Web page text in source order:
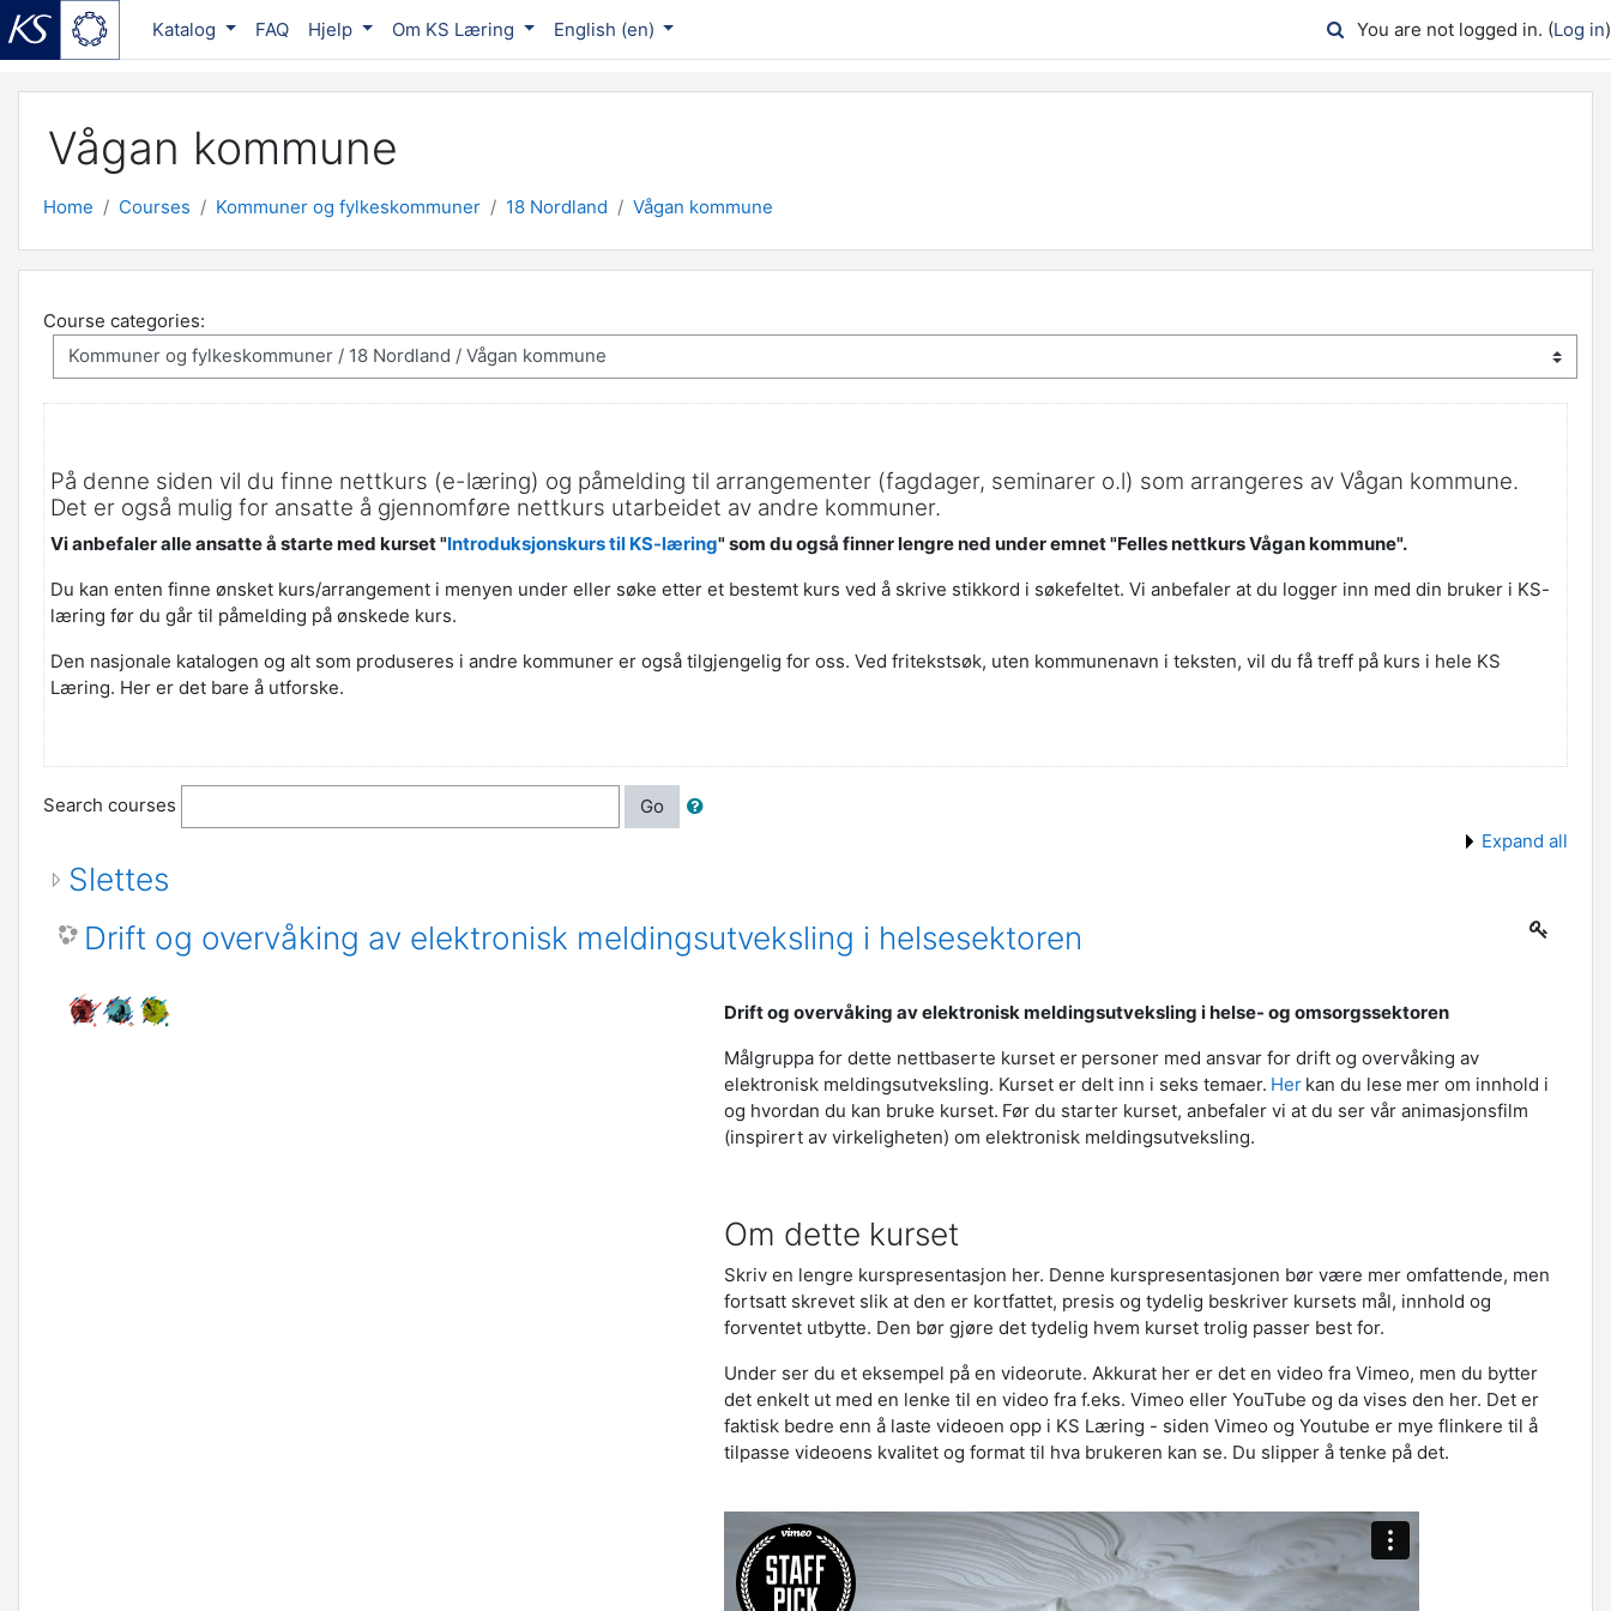
Katalog FAQ Hjelp Om KS Læring English ‎(en)‎ You are not logged in. (Log in)
Vågan kommune
Home Courses Kommuner og fylkeskommuner 18 Nordland Vågan kommune
Course categories:
På denne siden vil du finne nettkurs (e-læring) og påmelding til arrangementer (fagdager, seminarer o.l) som arrangeres av Vågan kommune.
Det er også mulig for ansatte å gjennomføre nettkurs utarbeidet av andre kommuner.
Vi anbefaler alle ansatte å starte med kurset "Introduksjonskurs til KS-læring" som du også finner lengre ned under emnet "Felles nettkurs Vågan kommune".
Du kan enten finne ønsket kurs/arrangement i menyen under eller søke etter et bestemt kurs ved å skrive stikkord i søkefeltet. Vi anbefaler at du logger inn med din bruker i KS-
læring før du går til påmelding på ønskede kurs.
Den nasjonale katalogen og alt som produseres i andre kommuner er også tilgjengelig for oss. Ved fritekstsøk, uten kommunenavn i teksten, vil du få treff på kurs i hele KS
Læring. Her er det bare å utforske.
Search courses
Go
Expand all
Slettes
Drift og overvåking av elektronisk meldingsutveksling i helsesektoren
Drift og overvåking av elektronisk meldingsutveksling i helse- og omsorgssektoren
Målgruppa for dette nettbaserte kurset er personer med ansvar for drift og overvåking av
elektronisk meldingsutveksling. Kurset er delt inn i seks temaer. Her kan du lese mer om innhold i
og hvordan du kan bruke kurset. Før du starter kurset, anbefaler vi at du ser vår animasjonsfilm
(inspirert av virkeligheten) om elektronisk meldingsutveksling.
Om dette kurset
Skriv en lengre kurspresentasjon her. Denne kurspresentasjonen bør være mer omfattende, men
fortsatt skrevet slik at den er kortfattet, presis og tydelig beskriver kursets mål, innhold og
forventet utbytte. Den bør gjøre det tydelig hvem kurset trolig passer best for.
Under ser du et eksempel på en videorute. Akkurat her er det en video fra Vimeo, men du bytter
det enkelt ut med en lenke til en video fra f.eks. Vimeo eller YouTube og da vises den her. Det er
faktisk bedre enn å laste videoen opp i KS Læring - siden Vimeo og Youtube er mye flinkere til å
tilpasse videoens kvalitet og format til hva brukeren kan se. Du slipper å tenke på det.